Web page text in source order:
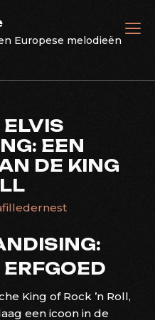
Europese melodieën
EEN
DE KING
King of Rock ’n Roll,
een icoon in de